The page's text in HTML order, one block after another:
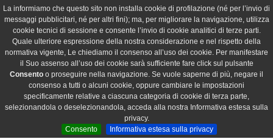
La informiamo che questo sito non installa cookie di profilazione (né per l’invio di
messaggi pubblicitari, né per altri fini); ma, per migliorare la navigazione, utilizza
cookie tecnici di sessione e consente l’invio di cookie analitici di terze parti.
Quale ulteriore espressione della nostra considerazione e nel rispetto della
normativa vigente, Le chiediamo il consenso all’uso dei cookie. Per manifestare
il Suo assenso all’uso dei cookie sarà sufficiente fare click sul pulsante
Consento o proseguire nella navigazione. Se vuole saperne di più, negare il
consenso a tutti o alcuni cookie, oppure cambiare le impostazioni
specificamente relative a ciascuna categoria di cookie di terza parte,
selezionandola o deselezionandola, acceda alla nostra Informativa estesa sulla
privacy.
Consento
Informativa estesa sulla privacy